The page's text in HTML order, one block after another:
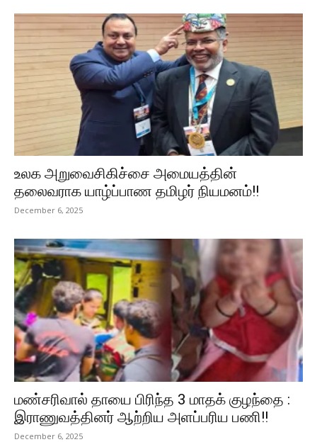
உலக அறுவைசிகிச்சை அமையத்தின்
தலைவராக யாழ்ப்பாண தமிழர் நியமனம்!!
December 6, 2025
மண்சரிவால் தாயை பிரிந்த 3 மாதக் குழந்தை :
இராணுவத்தினர் ஆற்றிய அளப்பரிய பணி!!
December 6, 2025